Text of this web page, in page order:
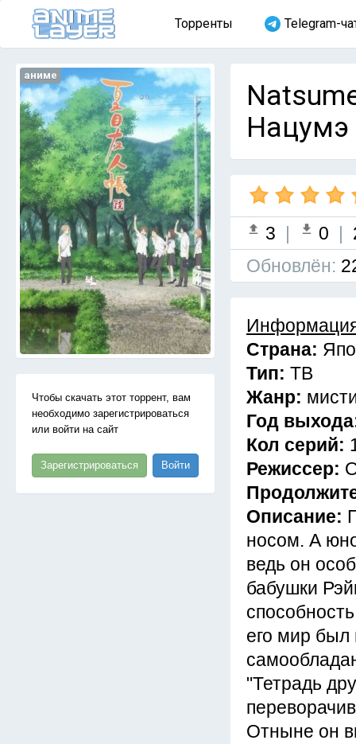
Торренты Telegram-
аниме
Чтобы скачать этот торрент, вам
необходимо зарегистрироваться
или войти на сайт
Зарегистрироваться Войти
Нацумэ
3 | 0 |
Обновлён:
Страна:
Тип: ТВ
Жанр:
Год
Кол серий:
Режиссер:
Описание:
носом. А
ведь он
бабушки
его мир был
"Тетрадь
Отныне он